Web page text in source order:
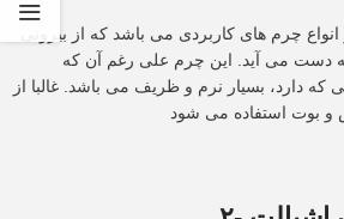
چرم های کاربردی می باشد که از بیرونی
دست می آید. این چرم علی رغم آن که
که دارد، بسیار نرم و ظریف می باشد. غالبا از